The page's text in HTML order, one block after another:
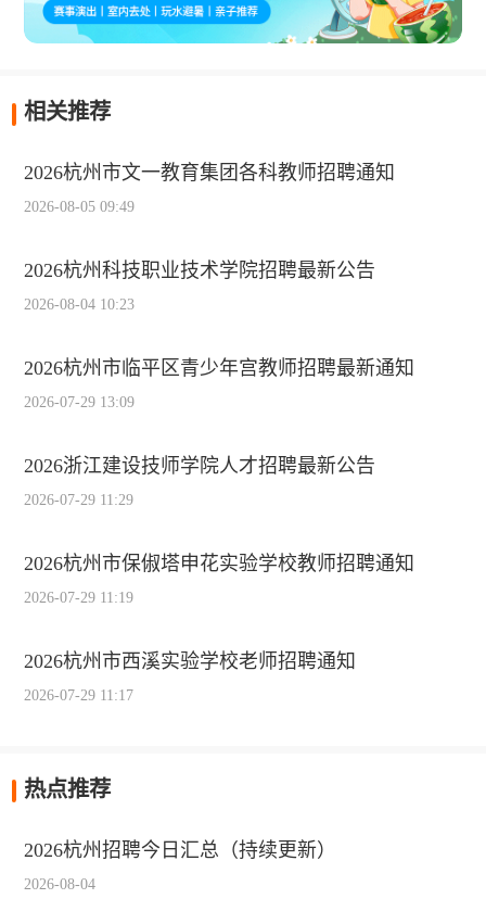
相关推荐
2026杭州市文一教育集团各科教师招聘通知
2026-08-05 09:49
2026杭州科技职业技术学院招聘最新公告
2026-08-04 10:23
2026杭州市临平区青少年宫教师招聘最新通知
2026-07-29 13:09
2026浙江建设技师学院人才招聘最新公告
2026-07-29 11:29
2026杭州市保俶塔申花实验学校教师招聘通知
2026-07-29 11:19
2026杭州市西溪实验学校老师招聘通知
2026-07-29 11:17
热点推荐
2026杭州招聘今日汇总（持续更新）
2026-08-04